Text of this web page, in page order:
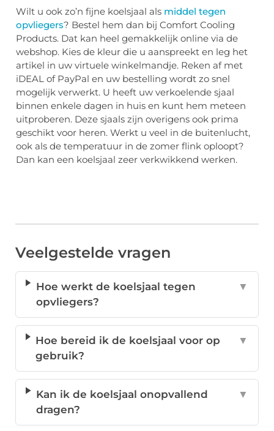
Wilt u ook zo’n fijne koelsjaal als middel tegen
opvliegers? Bestel hem dan bij Comfort Cooling
Products. Dat kan heel gemakkelijk online via de
webshop. Kies de kleur die u aanspreekt en leg het
artikel in uw virtuele winkelmandje. Reken af met
iDEAL of PayPal en uw bestelling wordt zo snel
mogelijk verwerkt. U heeft uw verkoelende sjaal
binnen enkele dagen in huis en kunt hem meteen
uitproberen. Deze sjaals zijn overigens ook prima
geschikt voor heren. Werkt u veel in de buitenlucht,
ook als de temperatuur in de zomer flink oploopt?
Dan kan een koelsjaal zeer verkwikkend werken.
Veelgestelde vragen
Hoe werkt de koelsjaal tegen
opvliegers?
▼
Hoe bereid ik de koelsjaal voor op
gebruik?
▼
Kan ik de koelsjaal onopvallend
dragen?
▼